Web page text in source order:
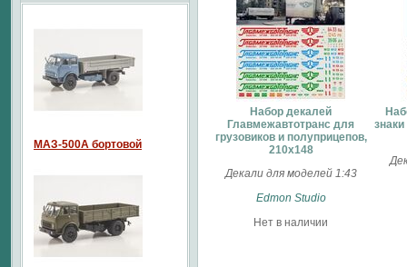
Набор декалей
Главмежавтотранс для
грузовиков и полуприцепов,
210х148
Декали для моделей 1:43
Edmon Studio
Нет в наличии
МАЗ-500А бортовой